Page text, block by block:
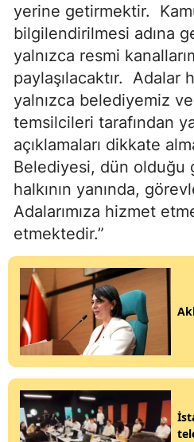
yerine getirmektir.
bilgilendirilmesi adına
yalnızca resmi
paylaşılacaktır.
Adalar
yalnızca belediyemiz
temsilcileri tarafından
açıklamaları dikkate
Belediyesi, dün olduğu
halkının yanında,
Adalarımıza hizmet
etmektedir.”